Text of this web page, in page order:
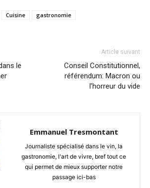
Cuisine gastronomie
le
Article suivant
Conseil Constitutionnel,
référendum: Macron ou
l’horreur du vide
Emmanuel Tresmontant
Journaliste spécialisé dans le vin, la
gastronomie, l'art de vivre, bref tout ce
qui permet de mieux supporter notre
passage ici-bas